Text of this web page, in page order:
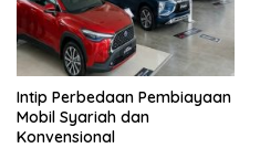
Intip Perbedaan Pembiayaan
Mobil Syariah dan
Konvensional